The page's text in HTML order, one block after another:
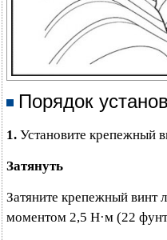
Порядок
1. Установите крепежный
Затянуть
Затяните крепежный винт
моментом 2,5 Н·м (22